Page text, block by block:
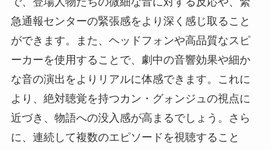
急通報センターの緊張感をより深く感じ取ること
ができます。また、ヘッドフォンや高品質なスピ
ーカーを使用することで、劇中の音響効果や細か
な音の演出をよりリアルに体感できます。これに
より、絶対聴覚を持つカン・グォンジュの視点に
近づき、物語への没入感が高まるでしょう。さら
に、連続して複数のエピソードを視聴すること